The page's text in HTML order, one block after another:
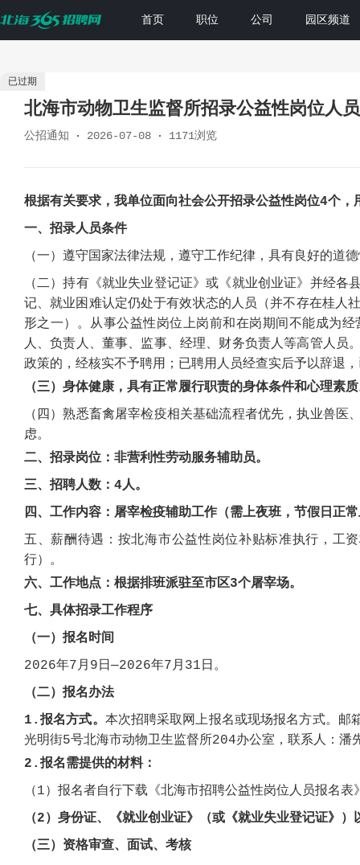
首页 职位 公司 园区频道
已过期
北海市动物卫生监督所招录公益性岗位人
公招通知 2026-07-08 1171浏览
根据有关要求，我单位面向社会公开招录公益性岗位4个，
一、招录人员条件
（一） 遵守国家法律法规，遵守工作纪律，具有良好的道
（二）持有《就业失业登记证》或《就业创业证》并经各
记、就业困难认定仍处于有效状态的人员（并不存在桂人
形之一）。从事公益性岗位上岗前和在岗期间不能成为
人、负责人、董事、监事、经理、财务负责人等高管人员
政策的，经核实不予聘用 ； 已聘用人员经查实后予以辞退
（三） 身体健康，具有正常履行职责的身体条件和心理素
（四）熟悉畜禽屠宰检疫相关基础流程者优先，执业兽
虑。
二、招录岗位： 非营利性劳动服务辅助员。
三、招聘人数： 4人。
四、工作内容： 屠宰检疫辅助工作（需上夜班，节假日正
五、薪酬待遇： 按北海市公益性岗位补贴标准执行，工
行）。
六、工作地点： 根据排班派驻至市区3个屠宰场。
七、具体招录工作程序
（一）报名时间
2026年7月 9 日—2026年7月 31 日 。
（二）报名办法
1. 报名方式。 本次招聘采取网上报名或现场报名方式
光明街5号北海市动物卫生监督所204办公室，联系人：
2 .报名需提供的材料：
（1）报名者自行下载《北海市招聘公益性岗位人员报名表
（2）身份证、《就业创业证》（或《就业失业登记证》）
（三）资格审查、面试、考核